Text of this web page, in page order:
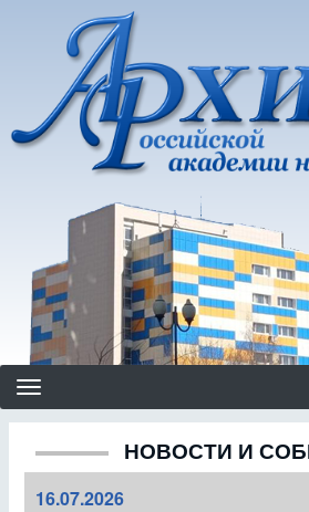
основному
содержанию
НОВОСТИ И
16.07.2026